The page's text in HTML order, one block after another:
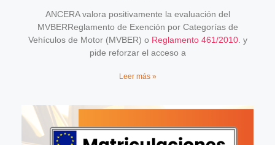
ANCERA valora positivamente la evaluación del
MVBERReglamento de Exención por Categorías de
Vehículos de Motor (MVBER) o Reglamento 461/2010. y
pide reforzar el acceso a
Leer más »